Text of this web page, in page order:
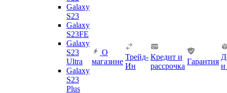
Galaxy
S23
Galaxy
S23FE
Galaxy
S23
Ultra
Galaxy
S23
Plus
О
магазине
Трейд-
Ин
Кредит и
рассрочка
Гарантия
и